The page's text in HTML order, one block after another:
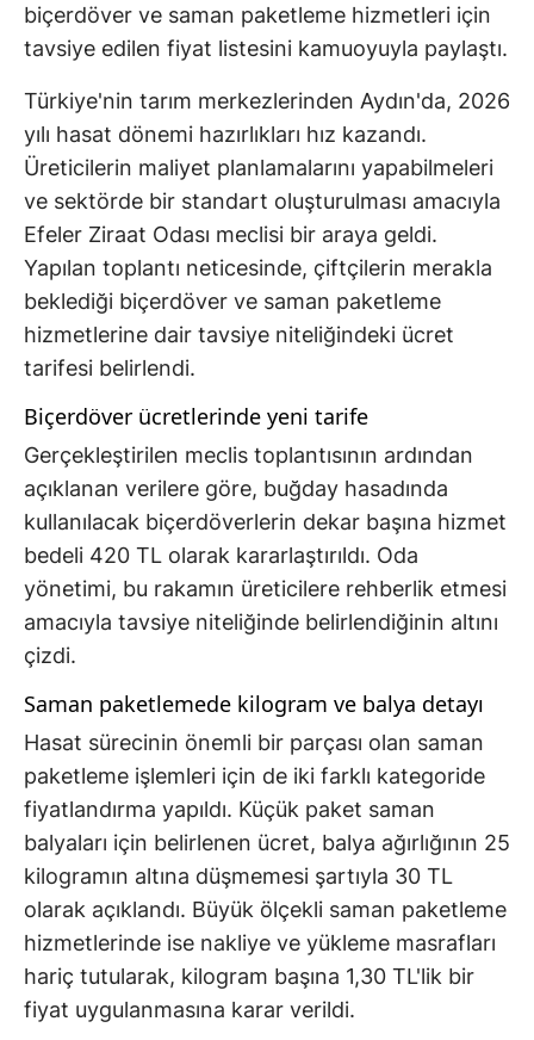
biçerdöver ve saman paketleme hizmetleri için
tavsiye edilen fiyat listesini kamuoyuyla paylaştı.
Türkiye'nin tarım merkezlerinden Aydın'da, 2026
yılı hasat dönemi hazırlıkları hız kazandı.
Üreticilerin maliyet planlamalarını yapabilmeleri
ve sektörde bir standart oluşturulması amacıyla
Efeler Ziraat Odası meclisi bir araya geldi.
Yapılan toplantı neticesinde, çiftçilerin merakla
beklediği biçerdöver ve saman paketleme
hizmetlerine dair tavsiye niteliğindeki ücret
tarifesi belirlendi.
Biçerdöver ücretlerinde yeni tarife
Gerçekleştirilen meclis toplantısının ardından
açıklanan verilere göre, buğday hasadında
kullanılacak biçerdöverlerin dekar başına hizmet
bedeli 420 TL olarak kararlaştırıldı. Oda
yönetimi, bu rakamın üreticilere rehberlik etmesi
amacıyla tavsiye niteliğinde belirlendiğinin altını
çizdi.
Saman paketlemede kilogram ve balya detayı
Hasat sürecinin önemli bir parçası olan saman
paketleme işlemleri için de iki farklı kategoride
fiyatlandırma yapıldı. Küçük paket saman
balyaları için belirlenen ücret, balya ağırlığının 25
kilogramın altına düşmemesi şartıyla 30 TL
olarak açıklandı. Büyük ölçekli saman paketleme
hizmetlerinde ise nakliye ve yükleme masrafları
hariç tutularak, kilogram başına 1,30 TL'lik bir
fiyat uygulanmasına karar verildi.